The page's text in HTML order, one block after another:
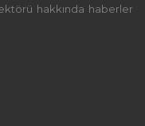
hakkında haberler